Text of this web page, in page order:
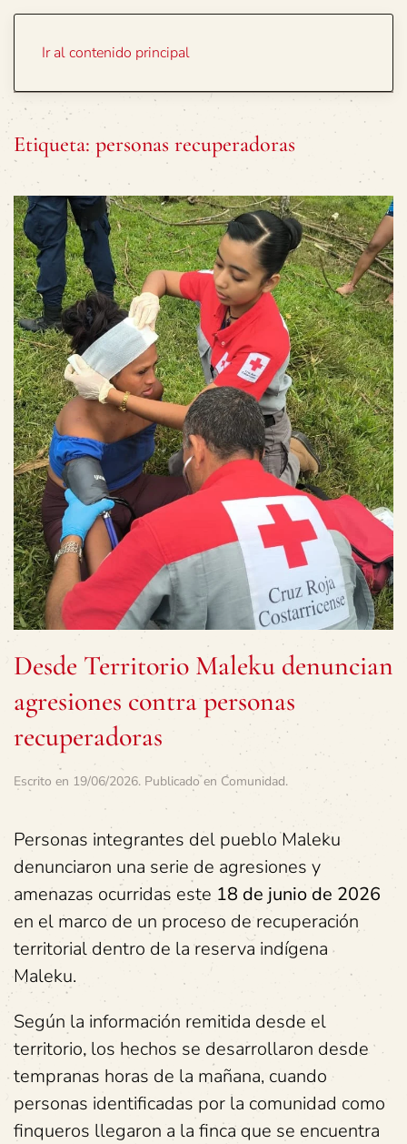
Ir al contenido principal
Etiqueta: personas recuperadoras
Desde Territorio Maleku denuncian
agresiones contra personas
recuperadoras
Escrito en 19/06/2026. Publicado en Comunidad.
Personas integrantes del pueblo Maleku
denunciaron una serie de agresiones y
amenazas ocurridas este 18 de junio de 2026
en el marco de un proceso de recuperación
territorial dentro de la reserva indígena
Maleku.
Según la información remitida desde el
territorio, los hechos se desarrollaron desde
tempranas horas de la mañana, cuando
personas identificadas por la comunidad como
finqueros llegaron a la finca que se encuentra